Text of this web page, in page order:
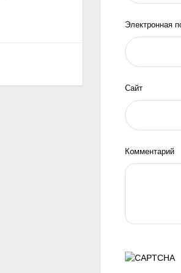
Электронная
Сайт
Комментарий